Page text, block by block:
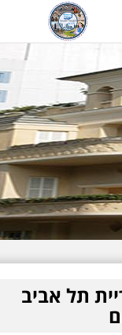
שלי
ישראלי
להיסטוריה של תל
חייגו
שלחו פנייה:
תל אביב